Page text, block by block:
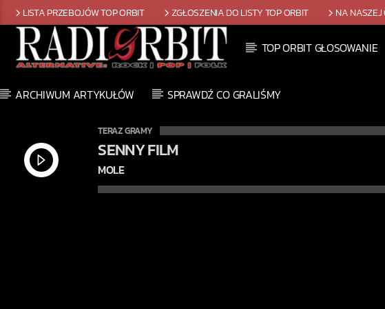
LISTA PRZEBOJÓW TOP ORBIT ZGŁOSZENIA DO LISTY TOP ORBIT NA NASZEJ
TOP ORBIT GŁOSOWANIE
ARCHIWUM ARTYKUŁÓW SPRAWDŹ CO GRALIŚMY
TERAZ GRAMY
SENNY FILM
MOLE